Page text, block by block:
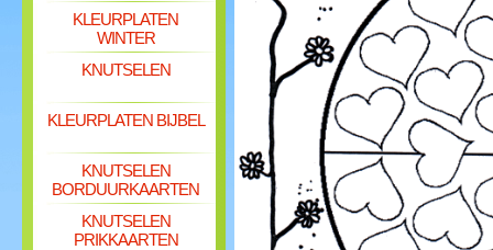
KLEURPLATEN
WINTER
KNUTSELEN
KLEURPLATEN BIJBEL
KNUTSELEN
BORDUURKAARTEN
KNUTSELEN
PRIKKAARTEN